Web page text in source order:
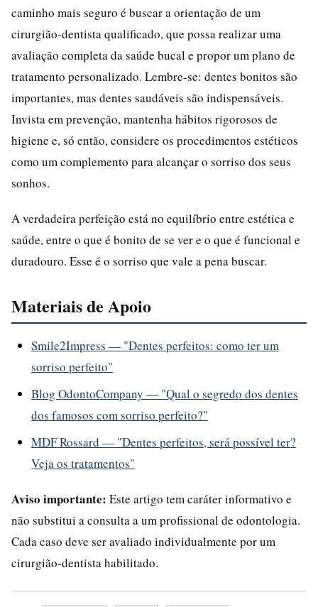
caminho mais seguro é buscar a orientação de um
cirurgião-dentista qualificado, que possa realizar uma
avaliação completa da saúde bucal e propor um plano de
tratamento personalizado. Lembre-se: dentes bonitos são
importantes, mas dentes saudáveis são indispensáveis.
Invista em prevenção, mantenha hábitos rigorosos de
higiene e, só então, considere os procedimentos estéticos
como um complemento para alcançar o sorriso dos seus
sonhos.
A verdadeira perfeição está no equilíbrio entre estética e
saúde, entre o que é bonito de se ver e o que é funcional e
duradouro. Esse é o sorriso que vale a pena buscar.
Materiais de Apoio
Smile2Impress — "Dentes perfeitos: como ter um
sorriso perfeito"
Blog OdontoCompany — "Qual o segredo dos dentes
dos famosos com sorriso perfeito?"
MDF Rossard — "Dentes perfeitos, será possível ter?
Veja os tratamentos"
Aviso importante: Este artigo tem caráter informativo e
não substitui a consulta a um profissional de odontologia.
Cada caso deve ser avaliado individualmente por um
cirurgião-dentista habilitado.